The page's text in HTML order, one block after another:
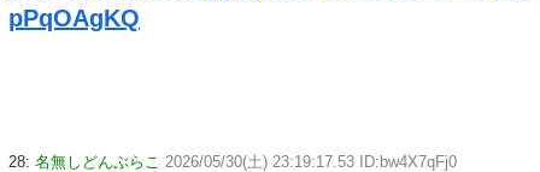
pPqOAgKQ
28: 名無しどんぶらこ 2026/05/30(土) 23:19:17.53 ID:bw4X7qFj0